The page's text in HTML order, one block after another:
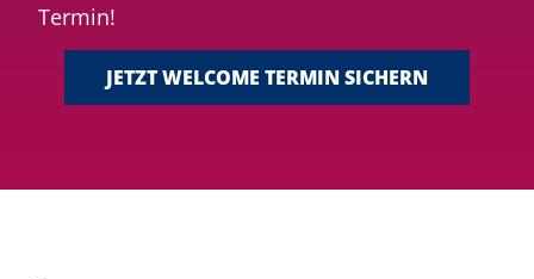
Termin!
JETZT WELCOME TERMIN SICHERN